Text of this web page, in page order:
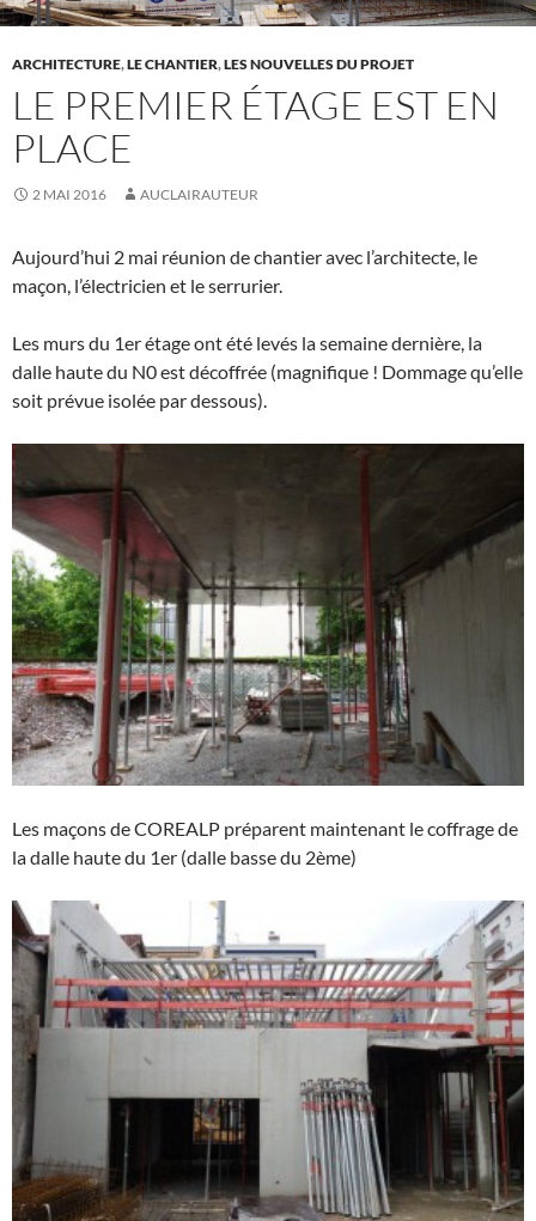
ARCHITECTURE,LE CHANTIER,LES NOUVELLES DU PROJET
LE PREMIER ÉTAGE EST EN
PLACE
2 MAI 2016 AUCLAIRAUTEUR
Aujourd’hui 2 mai réunion de chantier avec l’architecte, le
maçon, l’électricien et le serrurier.
Les murs du 1er étage ont été levés la semaine dernière, la
dalle haute du N0 est décoffrée (magnifique ! Dommage qu’elle
soit prévue isolée par dessous).
Les maçons de COREALP préparent maintenant le coffrage de
la dalle haute du 1er (dalle basse du 2ème)